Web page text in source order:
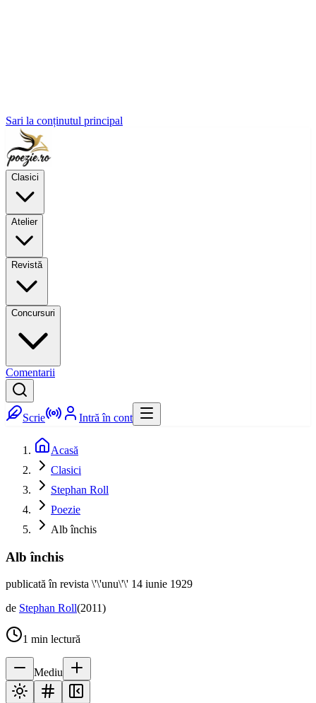
Sari la conținutul principal
Clasici
Atelier
Revistă
Concursuri
Comentarii
Scrie Intră în cont
Acasă
Clasici
Stephan Roll
Poezie
Alb închis
Alb închis
publicată în revista \'\'unu\'\' 14 iunie 1929
de Stephan Roll(2011)
1 min lectură
Mediu